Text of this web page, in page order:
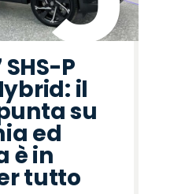
P
il
su
ed
è in
tutto